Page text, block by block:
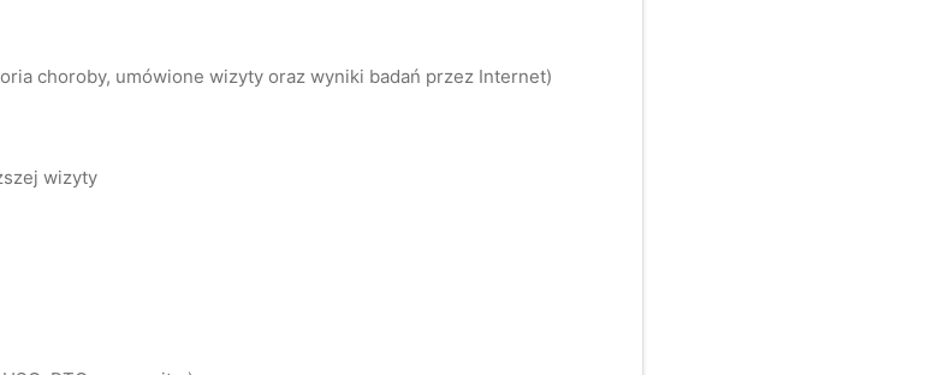
choroby, umówione wizyty oraz wyniki badań przez Internet)
wizyty